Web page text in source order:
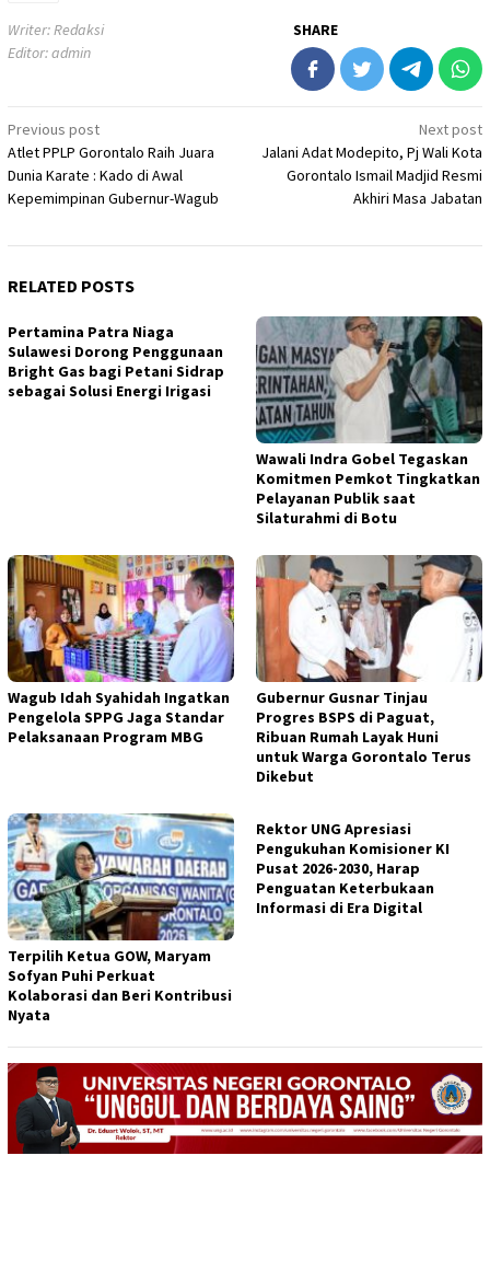
Writer: Redaksi
Editor: admin
SHARE
Post
navigation
Previous post
Atlet PPLP Gorontalo Raih Juara
Dunia Karate : Kado di Awal
Kepemimpinan Gubernur-Wagub
Next post
Jalani Adat Modepito, Pj Wali Kota
Gorontalo Ismail Madjid Resmi
Akhiri Masa Jabatan
RELATED POSTS
Pertamina Patra Niaga
Sulawesi Dorong Penggunaan
Bright Gas bagi Petani Sidrap
sebagai Solusi Energi Irigasi
Wawali Indra Gobel Tegaskan
Komitmen Pemkot Tingkatkan
Pelayanan Publik saat
Silaturahmi di Botu
Wagub Idah Syahidah Ingatkan
Pengelola SPPG Jaga Standar
Pelaksanaan Program MBG
Gubernur Gusnar Tinjau
Progres BSPS di Paguat,
Ribuan Rumah Layak Huni
untuk Warga Gorontalo Terus
Dikebut
Terpilih Ketua GOW, Maryam
Sofyan Puhi Perkuat
Kolaborasi dan Beri Kontribusi
Nyata
Rektor UNG Apresiasi
Pengukuhan Komisioner KI
Pusat 2026-2030, Harap
Penguatan Keterbukaan
Informasi di Era Digital